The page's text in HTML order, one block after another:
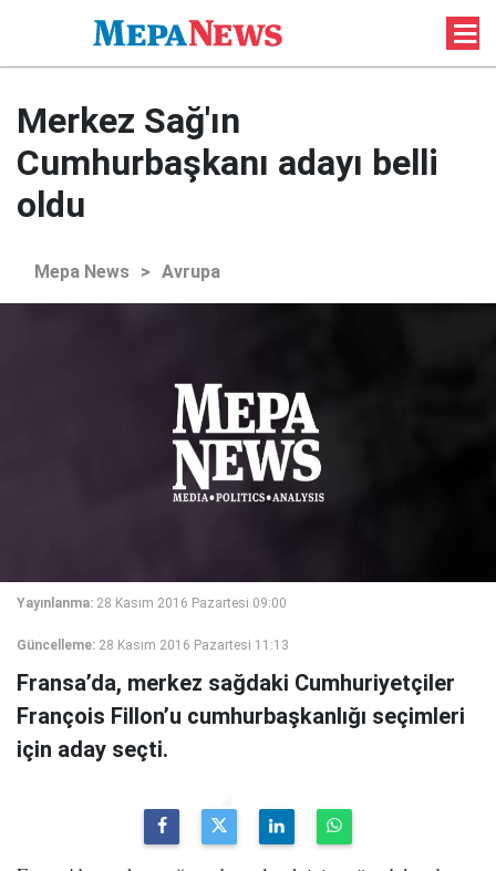
Merkez Sağ'ın
Cumhurbaşkanı adayı belli
oldu
Mepa News > Avrupa
Yayınlanma: 28 Kasım 2016 Pazartesi 09:00
Güncelleme: 28 Kasım 2016 Pazartesi 11:13
Fransa’da, merkez sağdaki Cumhuriyetçiler
François Fillon’u cumhurbaşkanlığı seçimleri
için aday seçti.